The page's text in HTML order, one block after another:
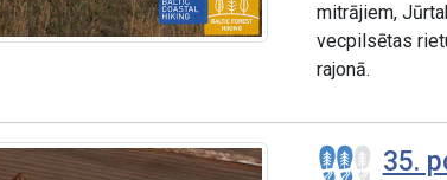
mitrājiem,
vecpilsētas
rajonā.
35.